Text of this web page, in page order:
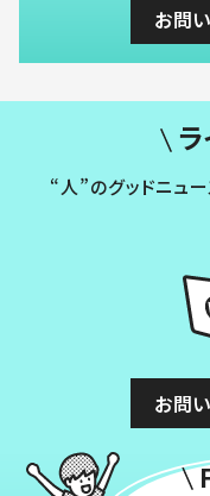
お問
“人”のグッドニュ
お問